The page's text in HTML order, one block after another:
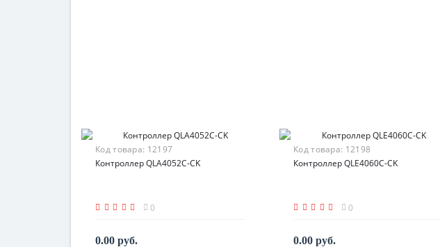
Код товара: 12197
Контроллер QLA4052C-CK
0
0.00 руб.
Код товара: 12198
Контроллер QLE4060C-CK
0
0.00 руб.